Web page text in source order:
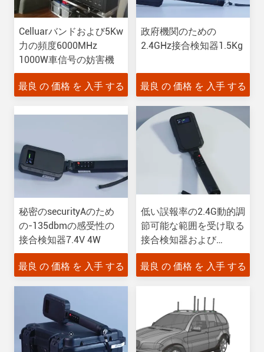
Celluarバンドおよび5Kw
力の頻度6000MHz
1000W車信号の妨害機
最良 の 価格 を 入手 する
政府機関のための
2.4GHz接合検知器1.5Kg
最良 の 価格 を 入手 する
秘密のsecurityAのため
の-135dbmの感受性の
接合検知器7.4V 4W
最良 の 価格 を 入手 する
低い誤報率の2.4G動的調
節可能な範囲を受け取る
接合検知器および
30dbm
最良 の 価格 を 入手 する